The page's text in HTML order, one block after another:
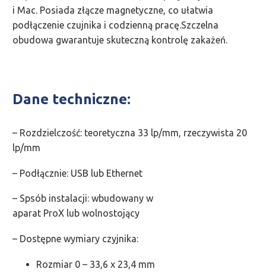
i Mac. Posiada złącze magnetyczne, co ułatwia
podłączenie czujnika i codzienną pracę.Szczelna
obudowa gwarantuje skuteczną kontrolę zakażeń.
Dane techniczne:
– Rozdzielczość: teoretyczna 33 lp/mm, rzeczywista 20
lp/mm
– Podłącznie: USB lub Ethernet
– Spsób instalacji: wbudowany w
aparat ProX lub wolnostojący
– Dostępne wymiary czyjnika:
Rozmiar 0 – 33,6 x 23,4 mm